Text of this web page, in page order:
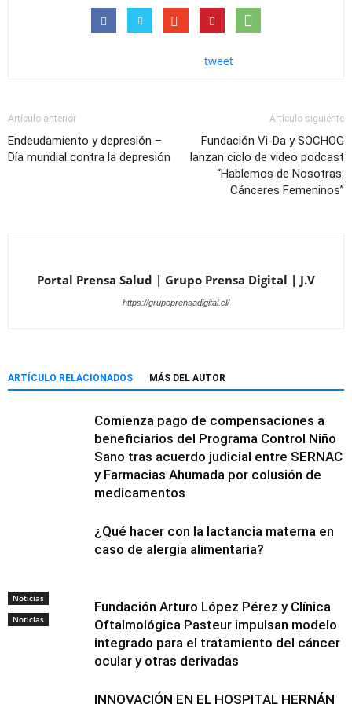
tweet
Artículo anterior
Endeudamiento y depresión –
Día mundial contra la depresión
Artículo siguiente
Fundación Vi-Da y SOCHOG
lanzan ciclo de video podcast
“Hablemos de Nosotras:
Cánceres Femeninos”
Portal Prensa Salud | Grupo Prensa Digital | J.V
https://grupoprensadigital.cl/
ARTÍCULO RELACIONADOS MÁS DEL AUTOR
Noticias
Comienza pago de compensaciones a
beneficiarios del Programa Control Niño
Sano tras acuerdo judicial entre SERNAC
y Farmacias Ahumada por colusión de
medicamentos
Noticias
¿Qué hacer con la lactancia materna en
caso de alergia alimentaria?
Fundación Arturo López Pérez y Clínica
Oftalmológica Pasteur impulsan modelo
integrado para el tratamiento del cáncer
ocular y otras derivadas
INNOVACIÓN EN EL HOSPITAL HERNÁN